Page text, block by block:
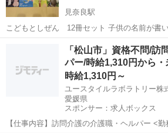
見奈良駅
こどもとしぜん 12冊セット 子供の名前が書
してお渡ししいたします！ 値下げ依頼可能
見奈良駅 絵本 セ
「松山市」資格不問/訪
パー/時給1,310円から・
時給1,310円～
ユースタイルラボラトリー株
愛媛県
スポンサー：求人ボックス
【仕事内容】訪問介護の介護職・ヘルパー <